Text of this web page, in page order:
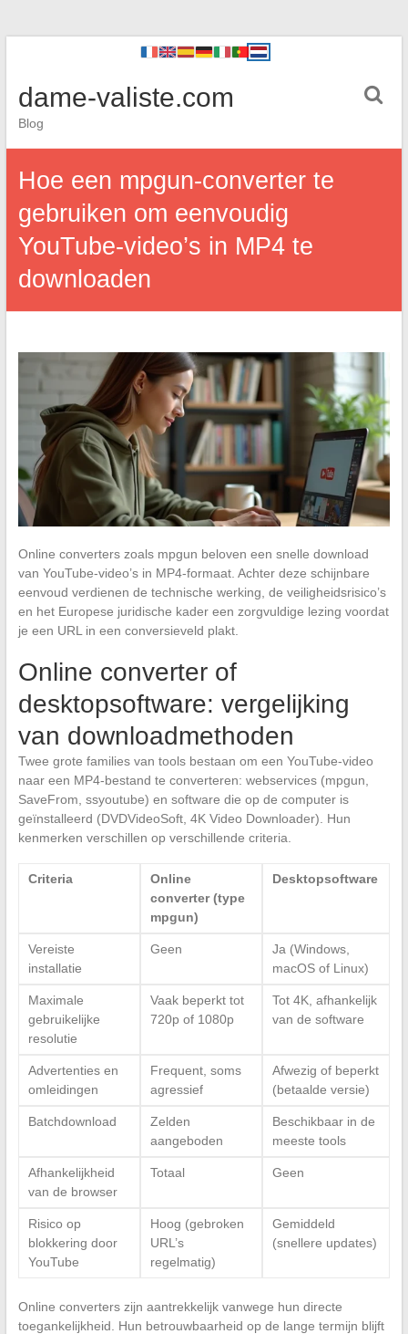
dame-valiste.com
Blog
Hoe een mpgun-converter te
gebruiken om eenvoudig
YouTube-video’s in MP4 te
downloaden
Online converters zoals mpgun beloven een snelle download
van YouTube-video’s in MP4-formaat. Achter deze schijnbare
eenvoud verdienen de technische werking, de veiligheidsrisico’s
en het Europese juridische kader een zorgvuldige lezing voordat
je een URL in een conversieveld plakt.
Online converter of
desktopsoftware: vergelijking
van downloadmethoden
Twee grote families van tools bestaan om een YouTube-video
naar een MP4-bestand te converteren: webservices (mpgun,
SaveFrom, ssyoutube) en software die op de computer is
geïnstalleerd (DVDVideoSoft, 4K Video Downloader). Hun
kenmerken verschillen op verschillende criteria.
Criteria
Online
converter (type
mpgun)
Desktopsoftware
Vereiste
installatie
Geen
Ja (Windows,
macOS of Linux)
Maximale
gebruikelijke
resolutie
Vaak beperkt tot
720p of 1080p
Tot 4K, afhankelijk
van de software
Advertenties en
omleidingen
Frequent, soms
agressief
Afwezig of beperkt
(betaalde versie)
Batchdownload
Zelden
aangeboden
Beschikbaar in de
meeste tools
Afhankelijkheid
van de browser
Totaal Geen
Risico op
blokkering door
YouTube
Hoog (gebroken
URL’s
regelmatig)
Gemiddeld
(snellere updates)
Online converters zijn aantrekkelijk vanwege hun directe
toegankelijkheid. Hun betrouwbaarheid op de lange termijn blijft